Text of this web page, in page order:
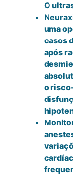
O
uma
casos
após
o